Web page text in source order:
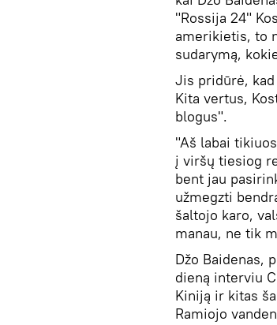
"Rossija 24"
amerikietis, to
sudarymą,
Jis pridūrė,
Kita vertus,
blogus".
"Aš labai
į viršų tiesiog
bent jau
užmegzti
šaltojo karo,
manau, ne tik
Džo Baidenas,
dieną interviu
Kiniją ir kitas
Ramiojo